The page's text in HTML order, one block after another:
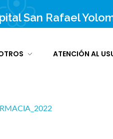
San Rafael
ATENCIÓN AL